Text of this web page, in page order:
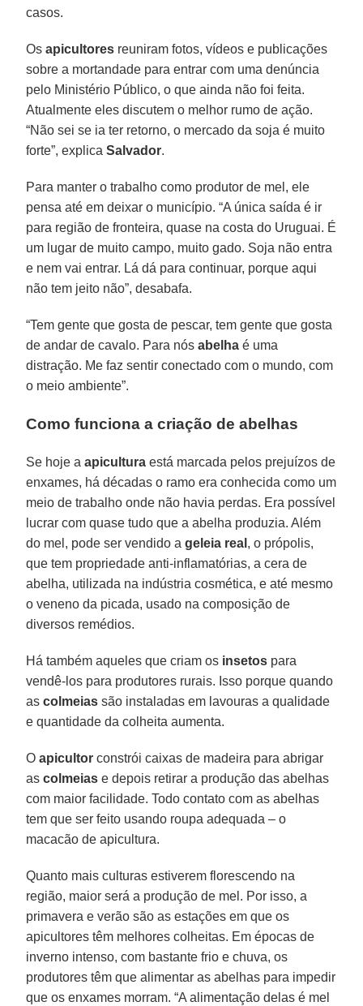
casos.
Osapicultores reuniram fotos, vídeos e publicações
sobre a mortandade para entrar com uma denúncia
pelo Ministério Público, o que ainda não foi feita.
Atualmente eles discutem o melhor rumo de ação.
“Não sei se ia ter retorno, o mercado da soja é muito
forte”, explicaSalvador.
Para manter o trabalho como produtor de mel, ele
pensa até em deixar o município. “A única saída é ir
para região de fronteira, quase na costa do Uruguai. É
um lugar de muito campo, muito gado. Soja não entra
e nem vai entrar. Lá dá para continuar, porque aqui
não tem jeito não”, desabafa.
“Tem gente que gosta de pescar, tem gente que gosta
de andar de cavalo. Para nósabelha é uma
distração. Me faz sentir conectado com o mundo, com
o meio ambiente”.
Como funciona a criação de abelhas
Se hoje aapicultura está marcada pelos prejuízos de
enxames, há décadas o ramo era conhecida como um
meio de trabalho onde não havia perdas. Era possível
lucrar com quase tudo que a abelha produzia. Além
do mel, pode ser vendido ageleia real , o própolis,
que tem propriedade anti-inflamatórias, a cera de
abelha, utilizada na indústria cosmética, e até mesmo
o veneno da picada, usado na composição de
diversos remédios.
Há também aqueles que criam os insetos para
vendê-los para produtores rurais. Isso porque quando
ascolmeias são instaladas em lavouras a qualidade
e quantidade da colheita aumenta.
Oapicultor constrói caixas de madeira para abrigar
ascolmeias e depois retirar a produção das abelhas
com maior facilidade. Todo contato com as abelhas
tem que ser feito usando roupa adequada – o
macacão de apicultura.
Quanto mais culturas estiverem florescendo na
região, maior será a produção de mel. Por isso, a
primavera e verão são as estações em que os
apicultores têm melhores colheitas. Em épocas de
inverno intenso, com bastante frio e chuva, os
produtores têm que alimentar as abelhas para impedir
que os enxames morram. “A alimentação delas é mel